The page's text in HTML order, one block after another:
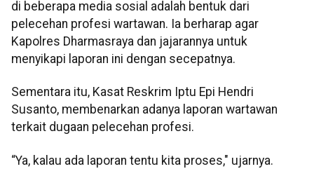
di beberapa media sosial adalah bentuk dari
pelecehan profesi wartawan. Ia berharap agar
Kapolres Dharmasraya dan jajarannya untuk
menyikapi laporan ini dengan secepatnya.
Sementara itu, Kasat Reskrim Iptu Epi Hendri
Susanto, membenarkan adanya laporan wartawan
terkait dugaan pelecehan profesi.
“Ya, kalau ada laporan tentu kita proses," ujarnya.